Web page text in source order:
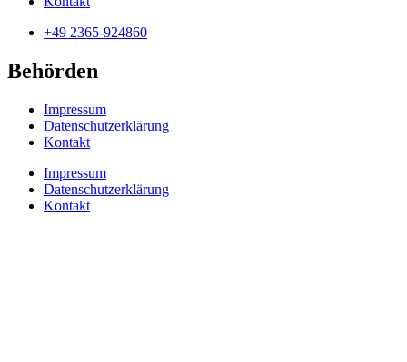
+49 2365-924860
Behörden
Impressum
Datenschutzerklärung
Kontakt
Impressum
Datenschutzerklärung
Kontakt